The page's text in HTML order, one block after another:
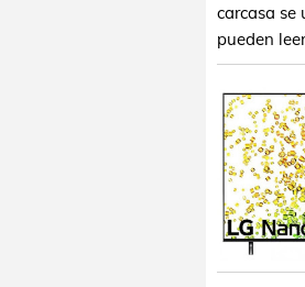
carcasa se
pueden